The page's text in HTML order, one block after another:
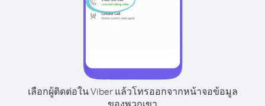
เลือกผู้ติดต่อใน Viber แล้วโทรออกจากหน้าจอข้อมูล
ของพวกเขา